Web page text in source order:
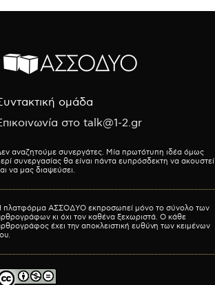
ομάδα
στο talk@1-2.gr
αναζητούμε συνεργάτες. Μία πρωτότυπη ιδέα όμως
συνεργασίας θα είναι πάντα ευπρόσδεκτη να ακουστεί
να μας διαψεύσει.
πλατφόρμα ΑΣΣΟΔΥΟ εκπροσωπεί μόνο το σύνολο των
κι όχι τον καθένα ξεχωριστά. Ο κάθε
έχει την αποκλειστική ευθύνη των κειμένων